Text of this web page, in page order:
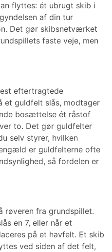
flyttes: ét ubrugt skib i
af din tur
Det gør skibsnetværket
faste veje, men
eftertragtede
et guldfelt slås, modtager
bosættelse ét råstof
to. Det gør guldfelter
selv styrer, hvilken
er guldfelterne ofte
så fordelen er
røveren fra grundspillet.
en 7, eller når et
på et havfelt. Et skib
ved siden af det felt,